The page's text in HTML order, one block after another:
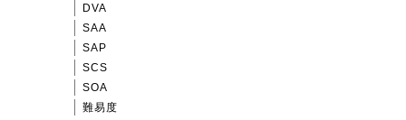
DVA
SAA
SAP
SCS
SOA
難易度